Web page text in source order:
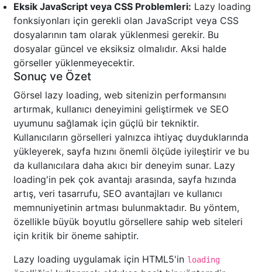
Eksik JavaScript veya CSS Problemleri: Lazy loading
fonksiyonları için gerekli olan JavaScript veya CSS
dosyalarının tam olarak yüklenmesi gerekir. Bu
dosyalar güncel ve eksiksiz olmalıdır. Aksi halde
görseller yüklenmeyecektir.
Sonuç ve Özet
Görsel lazy loading, web sitenizin performansını
artırmak, kullanıcı deneyimini geliştirmek ve SEO
uyumunu sağlamak için güçlü bir tekniktir.
Kullanıcıların görselleri yalnızca ihtiyaç duyduklarında
yükleyerek, sayfa hızını önemli ölçüde iyileştirir ve bu
da kullanıcılara daha akıcı bir deneyim sunar. Lazy
loading'in pek çok avantajı arasında, sayfa hızında
artış, veri tasarrufu, SEO avantajları ve kullanıcı
memnuniyetinin artması bulunmaktadır. Bu yöntem,
özellikle büyük boyutlu görsellere sahip web siteleri
için kritik bir öneme sahiptir.
Lazy loading uygulamak için HTML5'in loading